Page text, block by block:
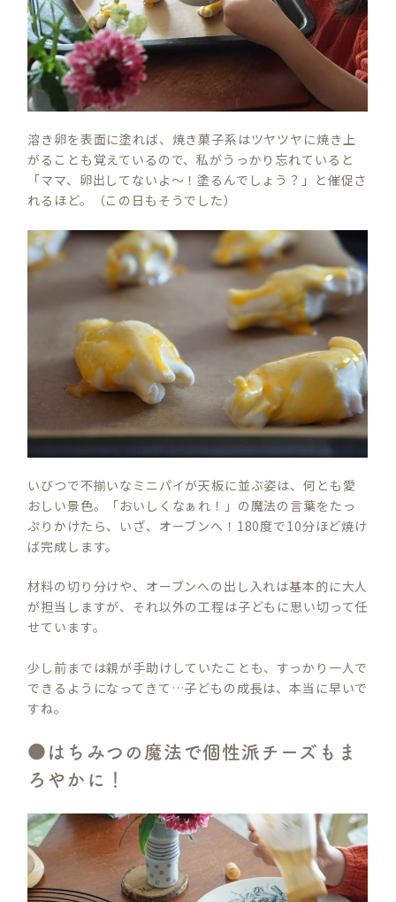
溶き卵を表面に塗れば、焼き菓子系はツヤツヤに焼き上
がることも覚えているので、私がうっかり忘れていると
「ママ、卵出してないよ～！塗るんでしょう？」と催促さ
れるほど。（この日もそうでした）
いびつで不揃いなミニパイが天板に並ぶ姿は、何とも愛
おしい景色。「おいしくなぁれ！」の魔法の言葉をたっ
ぷりかけたら、いざ、オーブンへ！180度で10分ほど焼け
ば完成します。
材料の切り分けや、オーブンへの出し入れは基本的に大人
が担当しますが、それ以外の工程は子どもに思い切って任
せています。
少し前までは親が手助けしていたことも、すっかり一人で
できるようになってきて…子どもの成長は、本当に早いで
すね。
●はちみつの魔法で個性派チーズもま
ろやかに！